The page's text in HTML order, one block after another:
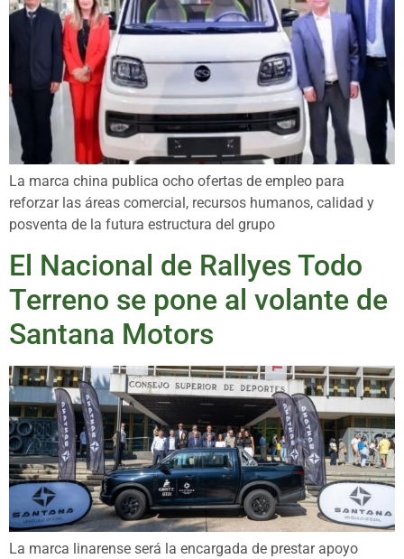
La marca china publica ocho ofertas de empleo para
reforzar las áreas comercial, recursos humanos, calidad y
posventa de la futura estructura del grupo
El Nacional de Rallyes Todo
Terreno se pone al volante de
Santana Motors
La marca linarense será la encargada de prestar apoyo